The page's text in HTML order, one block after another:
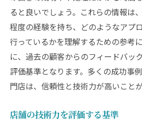
ると良いでしょう。これらの情報は
程度の経験を持ち、どのようなアプ
行っているかを理解するための参考
に、過去の顧客からのフィードバッ
評価基準となります。多くの成功事
門店は、信頼性と技術力が高いこと
店舗の技術力を評価する基準